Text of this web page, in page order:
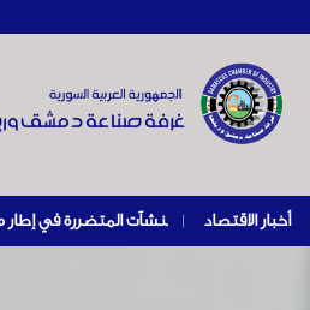
أخبار الاقتصاد |